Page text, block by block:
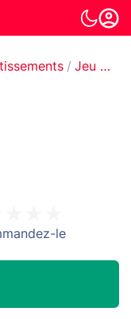
Jeu de société
le